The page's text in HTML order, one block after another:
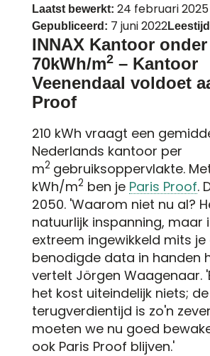
Laatst bewerkt:24 februari 2025
Gepubliceerd: 7 juni 2022
INNAX Kantoor
70kWh/m2 – Kantoor
Veenendaal voldoet
Proof
210 kWh vraagt een
Nederlands kantoor per
m2 gebruiksoppervlakte.
kWh/m2 ben je Paris Proof.
2050. 'Waarom niet nu al?
natuurlijk inspanning, maar
extreem ingewikkeld mits je
benodigde data in handen
vertelt Jörgen Waagenaar.
het kost uiteindelijk niets; de
terugverdientijd is zo'n
moeten we nu goed
ook Paris Proof blijven.'